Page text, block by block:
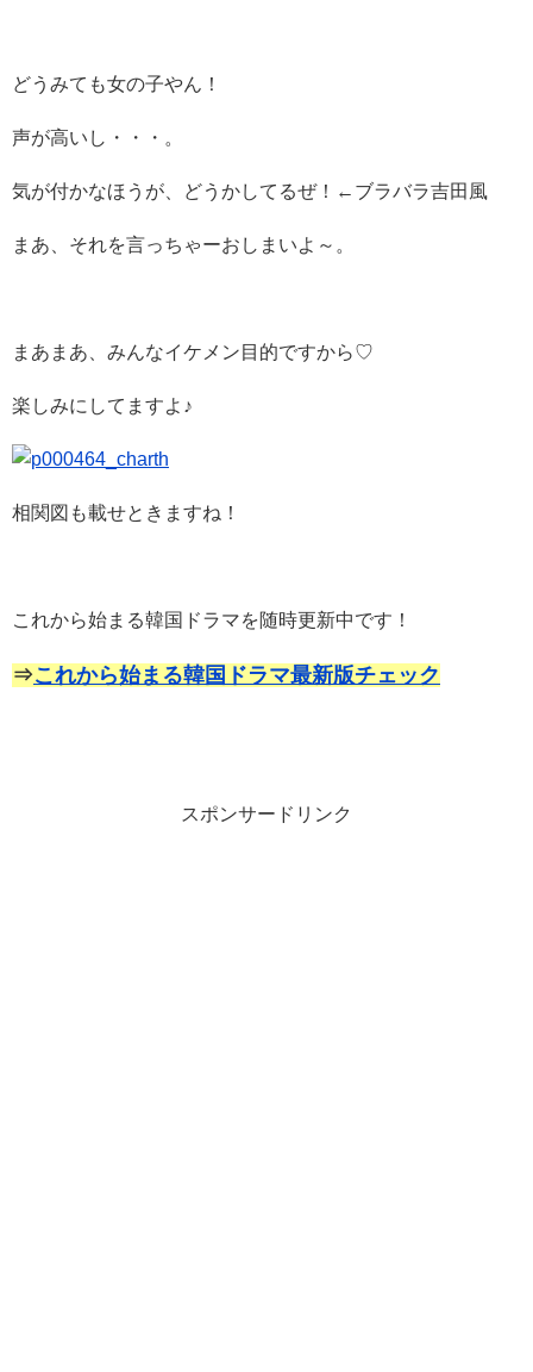
どうみても女の子やん！
声が高いし・・・。
気が付かなほうが、どうかしてるぜ！←ブラバラ吉田風
まあ、それを言っちゃーおしまいよ～。
まあまあ、みんなイケメン目的ですから♡
楽しみにしてますよ♪
相関図も載せときますね！
これから始まる韓国ドラマを随時更新中です！
⇒これから始まる韓国ドラマ最新版チェック
スポンサードリンク